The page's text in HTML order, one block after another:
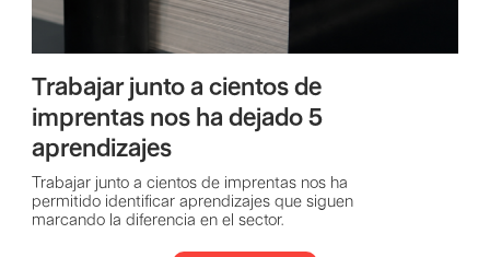
Trabajar junto a cientos de
imprentas nos ha dejado 5
aprendizajes
Trabajar junto a cientos de imprentas nos ha
permitido identificar aprendizajes que siguen
marcando la diferencia en el sector.